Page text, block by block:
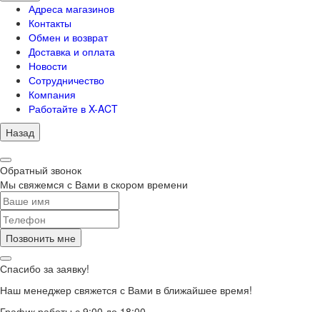
Адреса магазинов
Контакты
Обмен и возврат
Доставка и оплата
Новости
Сотрудничество
Компания
Работайте в X-ACT
Назад
Обратный звонок
Мы свяжемся с Вами в скором времени
Позвонить мне
Спасибо за заявку!
Наш менеджер свяжется с Вами в ближайшее время!